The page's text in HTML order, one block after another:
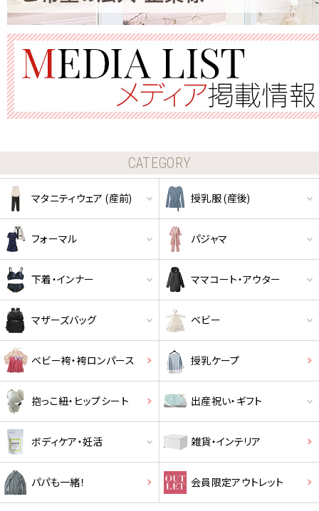
CATEGORY
マタニティウェア (産前) 授乳服 (産後)
フォーマル パジャマ
下着・インナー ママコート・アウター
マザーズバッグ ベビー
ベビー袴・袴ロンパース 授乳ケープ
抱っこ紐・ヒップシート 出産祝い・ギフト
ボディケア・妊活 雑貨・インテリア
パパも一緒！ 会員限定アウトレット